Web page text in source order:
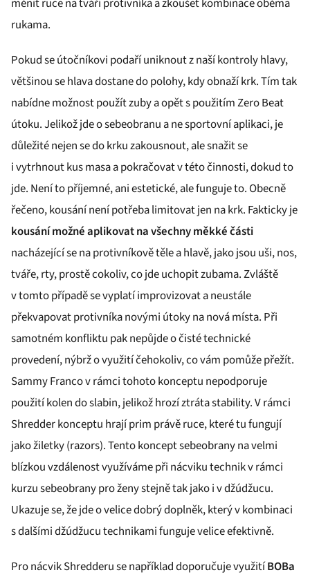
měnit ruce na tváři protivníka a zkoušet kombinace oběma
rukama.
Pokud se útočníkovi podaří uniknout z naší kontroly hlavy,
většinou se hlava dostane do polohy, kdy obnaží krk. Tím tak
nabídne možnost použít zuby a opět s použitím Zero Beat
útoku. Jelikož jde o sebeobranu a ne sportovní aplikaci, je
důležité nejen se do krku zakousnout, ale snažit se
i vytrhnout kus masa a pokračovat v této činnosti, dokud to
jde. Není to příjemné, ani estetické, ale funguje to. Obecně
řečeno, kousání není potřeba limitovat jen na krk. Fakticky je
kousání možné aplikovat na všechny měkké části
nacházející se na protivníkově těle a hlavě, jako jsou uši, nos,
tváře, rty, prostě cokoliv, co jde uchopit zubama. Zvláště
v tomto případě se vyplatí improvizovat a neustále
překvapovat protivníka novými útoky na nová místa. Při
samotném konfliktu pak nepůjde o čisté technické
provedení, nýbrž o využití čehokoliv, co vám pomůže přežít.
Sammy Franco v rámci tohoto konceptu nepodporuje
použití kolen do slabin, jelikož hrozí ztráta stability. V rámci
Shredder konceptu hrají prim právě ruce, které tu fungují
jako žiletky (razors). Tento koncept sebeobrany na velmi
blízkou vzdálenost využíváme při nácviku technik v rámci
kurzu sebeobrany pro ženy stejně tak jako i v džúdžucu.
Ukazuje se, že jde o velice dobrý doplněk, který v kombinaci
s dalšími džúdžucu technikami funguje velice efektivně.
Pro nácvik Shredderu se například doporučuje využitíBOBa